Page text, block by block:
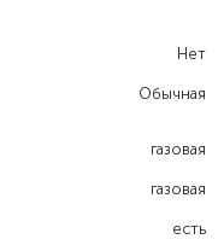
Нет
Обычная
газовая
газовая
есть